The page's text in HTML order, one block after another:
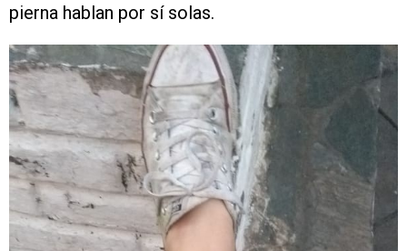
pierna hablan por sí solas.